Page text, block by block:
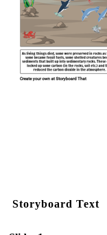
Storyboard Text